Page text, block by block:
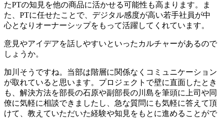
たPTの知見を他の商品に活かせる可能性も高まります。ま
た、PTに任せたことで、デジタル感度が高い若手社員が中
心となりオーナーシップをもって活躍してくれています。
意見やアイデアを話しやすいといったカルチャーがあるので
しょうか。
加川 そうですね。当部は階層に関係なくコミュニケーション
が取れていると思います。プロジェクトで壁に直面したとき
も、解決方法を部長の石原や副部長の川島を筆頭に上司や同
僚に気軽に相談できましたし、急な質問にも気軽に答えて頂
けて、教えていただいた経験や知見をもとに進めることがで